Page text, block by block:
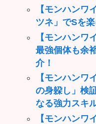
【モンハンワ
ツネ」でSを
【モンハンワ
最強個体も余
介！
【モンハンワ
の身躱し」検
なる強力スキ
【モンハンワ